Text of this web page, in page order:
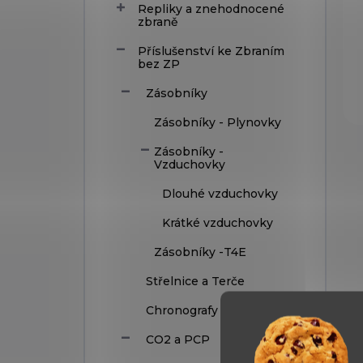
Repliky a znehodnocené
zbraně
Příslušenství ke Zbraním
bez ZP
Zásobníky
Zásobníky - Plynovky
Zásobníky -
Vzduchovky
Dlouhé vzduchovky
Krátké vzduchovky
Zásobníky -T4E
Střelnice a Terče
Chronografy
CO2 a PCP